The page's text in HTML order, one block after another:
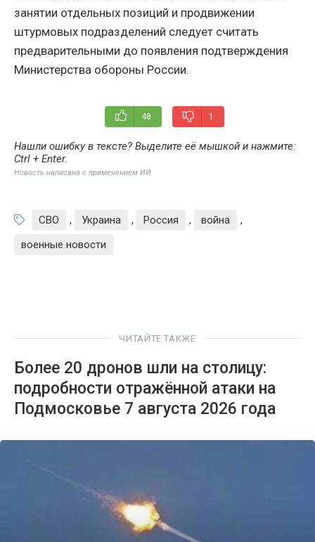
занятии отдельных позиций и продвижении
штурмовых подразделений следует считать
предварительными до появления подтверждения
Министерства обороны России.
48 1
Нашли ошибку в тексте? Выделите её мышкой и нажмите:
Ctrl + Enter.
Новость написана с применением ИИ
СВО , Украина , Россия , война
,
военные новости
ЧИТАЙТЕ ТАКЖЕ
Более 20 дронов шли на столицу:
подробности отражённой атаки на
Подмосковье 7 августа 2026 года